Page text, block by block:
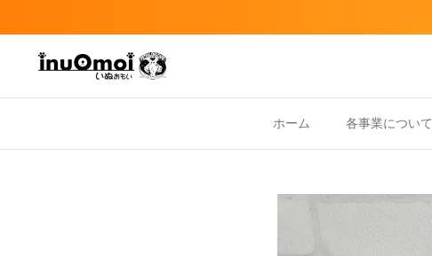
to
content
ホーム 各事業について